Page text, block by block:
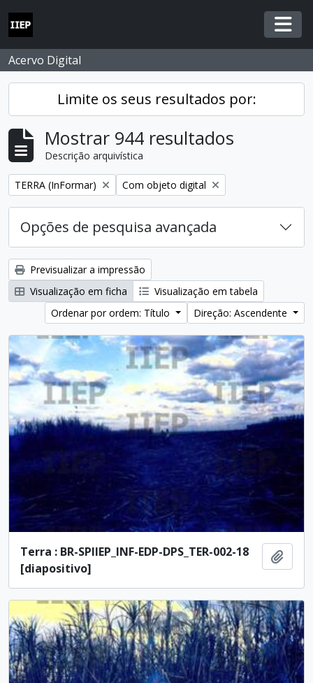
Skip to main content
Acervo Digital
Limite os seus resultados por:
Mostrar 944 resultados
Descrição arquivística
Remover filtro:
TERRA (InFormar) Remover filtro:
Com objeto digital
Opções de pesquisa avançada
Previsualizar a impressão
Visualização em ficha
Visualização em tabela
Ordenar por ordem: Título
Direção: Ascendente
Terra : BR-SPIIEP_INF-EDP-DPS_TER-002-18
[diapositivo]